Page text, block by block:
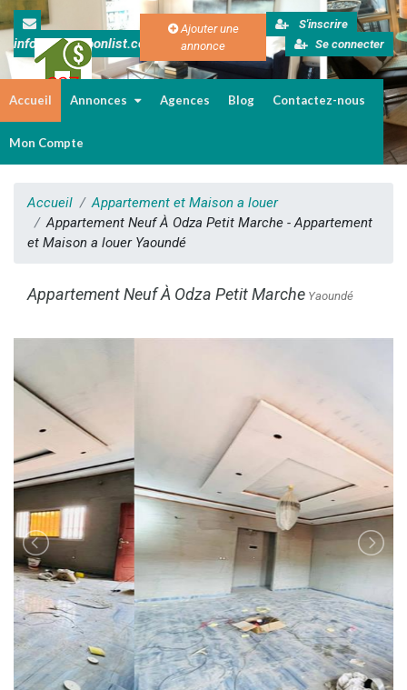
info@cameroonlist.com
Ajouter une
annonce
S'inscrire
Se connecter
Accueil Annonces Agences Blog Contactez-nous
Mon Compte
Accueil
Appartement et Maison a louer
Appartement Neuf À Odza Petit Marche - Appartement
et Maison a louer Yaoundé
Appartement Neuf À Odza Petit Marche Yaoundé